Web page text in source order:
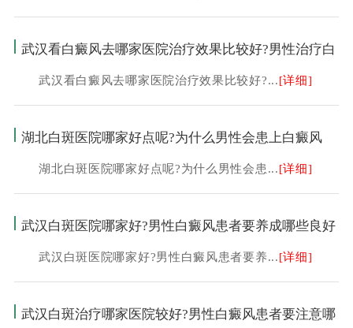
武汉看白癜风去哪家医院治疗效果比较好?男性治疗白
武汉看白癜风去哪家医院治疗效果比较好?...[详细]
湖北白斑医院哪家好点呢?为什么男性会患上白癜风
湖北白斑医院哪家好点呢?为什么男性会患...[详细]
武汉白斑医院哪家好?男性白癜风患者要养成哪些良好
武汉白斑医院哪家好?男性白癜风患者要养...[详细]
武汉白斑治疗哪家医院较好?男性白癜风患者要注意哪